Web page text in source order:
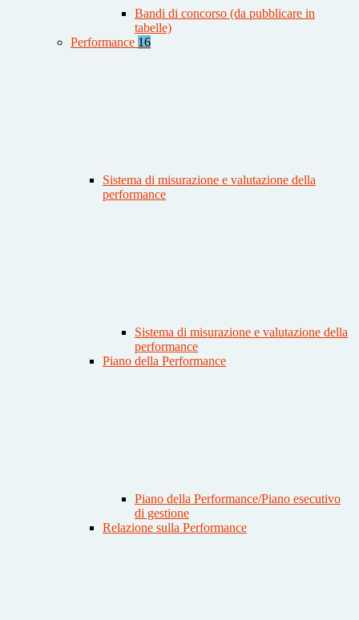
Bandi di concorso (da pubblicare in
tabelle)
Performance 16
Sistema di misurazione e valutazione della
performance
Sistema di misurazione e valutazione della
performance
Piano della Performance
Piano della Performance/Piano esecutivo
di gestione
Relazione sulla Performance